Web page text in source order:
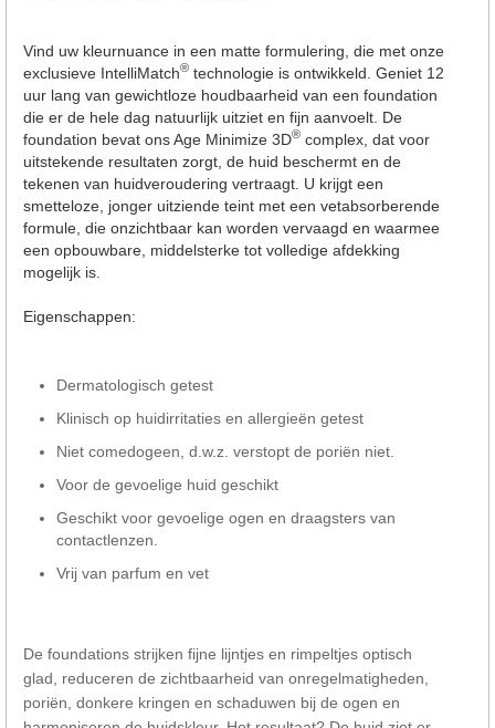
Vind uw kleurnuance in een matte formulering, die met onze
exclusieve IntelliMatch® technologie is ontwikkeld. Geniet 12
uur lang van gewichtloze houdbaarheid van een foundation
die er de hele dag natuurlijk uitziet en fijn aanvoelt. De
foundation bevat ons Age Minimize 3D® complex, dat voor
uitstekende resultaten zorgt, de huid beschermt en de
tekenen van huidveroudering vertraagt. U krijgt een
smetteloze, jonger uitziende teint met een vetabsorberende
formule, die onzichtbaar kan worden vervaagd en waarmee
een opbouwbare, middelsterke tot volledige afdekking
mogelijk is.
Eigenschappen:
Dermatologisch getest
Klinisch op huidirritaties en allergieën getest
Niet comedogeen, d.w.z. verstopt de poriën niet.
Voor de gevoelige huid geschikt
Geschikt voor gevoelige ogen en draagsters van
contactlenzen.
Vrij van parfum en vet
De foundations strijken fijne lijntjes en rimpeltjes optisch
glad, reduceren de zichtbaarheid van onregelmatigheden,
poriën, donkere kringen en schaduwen bij de ogen en